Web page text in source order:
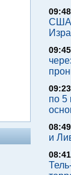
09:48
США
09:45
09:23
по 5
08:49
и
08:41